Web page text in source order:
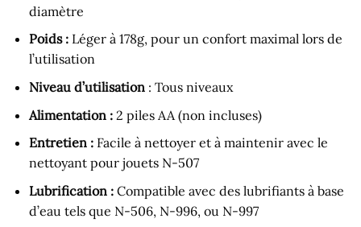
diamètre
Poids :Léger à 178g, pour un confort maximal lors de
l’utilisation
Niveau d’utilisation: Tous niveaux
Alimentation :2 piles AA (non incluses)
Entretien :Facile à nettoyer et à maintenir avec le
nettoyant pour jouets N-507
Lubrification :Compatible avec des lubrifiants à base
d’eau tels que N-506, N-996, ou N-997